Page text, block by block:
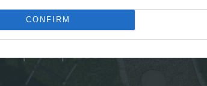
CONFIRM